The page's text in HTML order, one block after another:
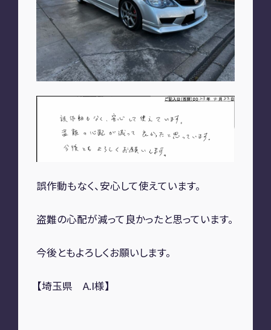
誤作動もなく、安心して使えています。
盗難の心配が減って良かったと思っています。
今後ともよろしくお願いします。
【埼玉県 A.I様】
SHOP
A2M 本店
A2M 仙台
A2M 宇都宮
A2M 愛知
A2M 四日市
CONTACT